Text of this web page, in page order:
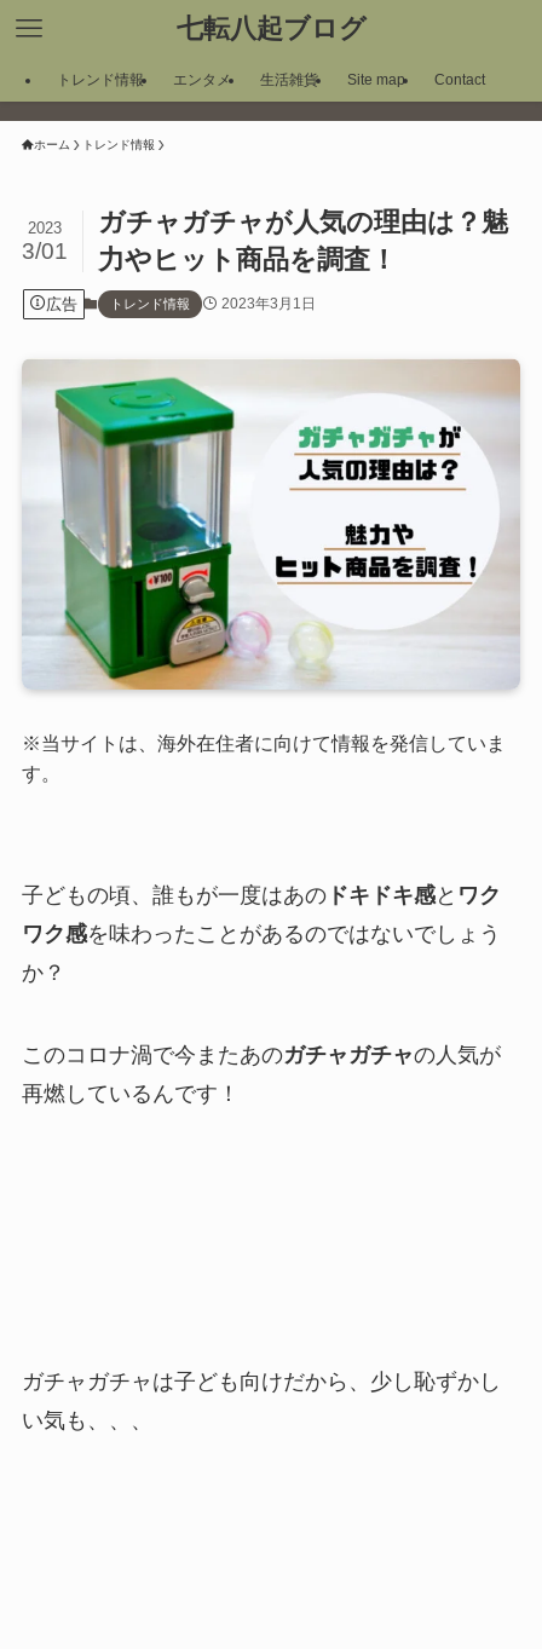
七転八起ブログ
トレンド情報 エンタメ 生活雑貨 Site map Contact
ホーム トレンド情報
ガチャガチャが人気の理由は？魅
力やヒット商品を調査！
2023
3/01
広告 トレンド情報 2023年3月1日
※当サイトは、海外在住者に向けて情報を発信していま
す。
子どもの頃、誰もが一度はあのドキドキ感と ワク
ワク感を味わったことがあるのではないでしょう
か？
このコロナ渦で今またあのガチャガチャの人気が
再燃しているんです！
ガチャガチャは子ども向けだから、少し恥ずかし
い気も、、、